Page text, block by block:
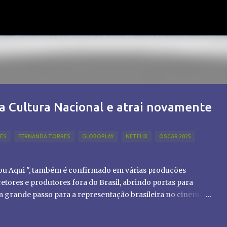
Cultura Nacional e atrai novamente
FERNANDA TORRES GLOBOPLAY NETFLIX OSCAR 2025
Aqui ", também é confirmado em várias produções
e produtores fora do Brasil, abrindo portas para
passo para a representação brasileira no cinema